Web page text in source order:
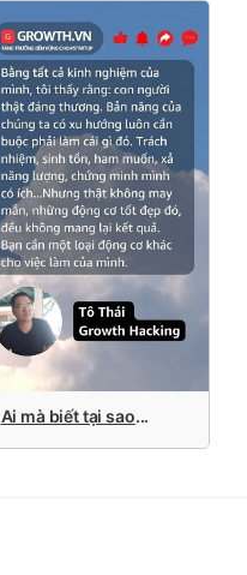
Ai mà biết tại sao...